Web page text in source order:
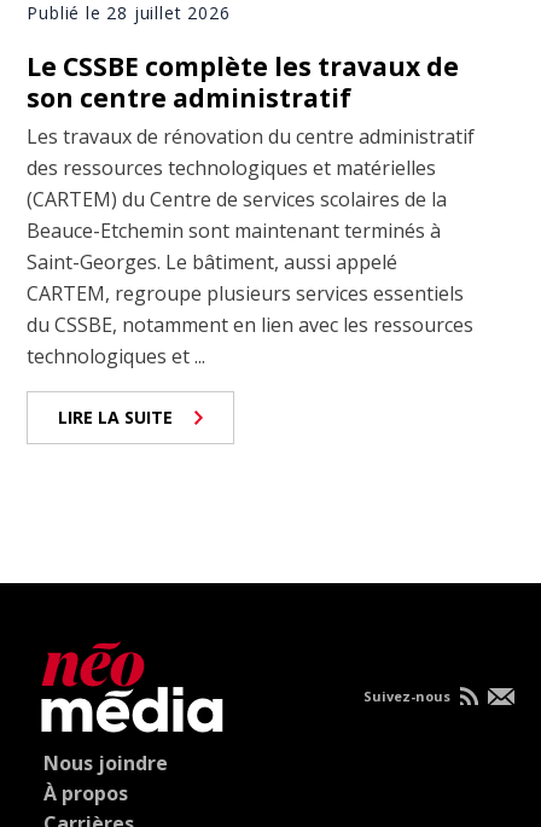
Publié le 28 juillet 2026
Le CSSBE complète les travaux de
son centre administratif
Les travaux de rénovation du centre administratif
des ressources technologiques et matérielles
(CARTEM) du Centre de services scolaires de la
Beauce-Etchemin sont maintenant terminés à
Saint-Georges. Le bâtiment, aussi appelé
CARTEM, regroupe plusieurs services essentiels
du CSSBE, notamment en lien avec les ressources
technologiques et ...
LIRE LA SUITE
Nous joindre
À propos
Suivez-nous